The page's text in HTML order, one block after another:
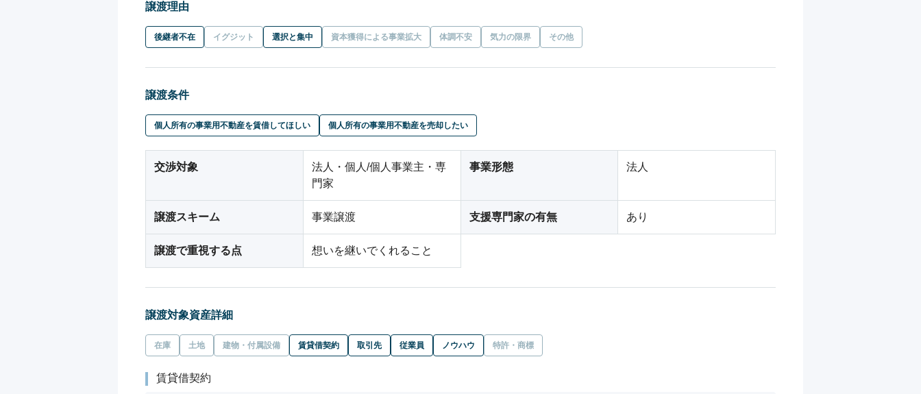
譲渡理由
後継者不在 イグジット 選択と集中 資本獲得による事業拡大 体調不安 気力の限界 その他
譲渡条件
個人所有の事業用不動産を賃借してほしい 個人所有の事業用不動産を売却したい
交渉対象
法人・個人/個人事業主・専
門家
事業形態 法人
譲渡スキーム 事業譲渡 支援専門家の有無 あり
譲渡で重視する点 想いを継いでくれること
譲渡対象資産詳細
在庫 土地 建物・付属設備 賃貸借契約 取引先 従業員 ノウハウ 特許・商標
賃貸借契約